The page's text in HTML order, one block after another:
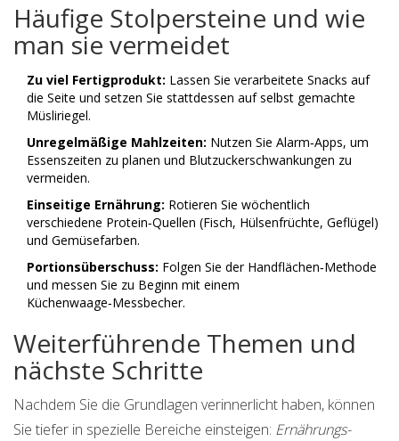
Häufige Stolpersteine und wie
man sie vermeidet
Zu viel Fertigprodukt: Lassen Sie verarbeitete Snacks auf
die Seite und setzen Sie stattdessen auf selbst gemachte
Müsliriegel.
Unregelmäßige Mahlzeiten: Nutzen Sie Alarm‑Apps, um
Essenszeiten zu planen und Blutzuckerschwankungen zu
vermeiden.
Einseitige Ernährung: Rotieren Sie wöchentlich
verschiedene Protein‑Quellen (Fisch, Hülsenfrüchte, Geflügel)
und Gemüsefarben.
Portionsüberschuss: Folgen Sie der Handflächen‑Methode
und messen Sie zu Beginn mit einem
Küchenwaage‑Messbecher.
Weiterführende Themen und
nächste Schritte
Nachdem Sie die Grundlagen verinnerlicht haben, können
Sie tiefer in spezielle Bereiche einsteigen: Ernährungs-